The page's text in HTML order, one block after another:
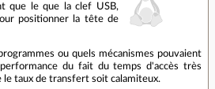
que le que la clef USB,
positionner la tête de
ou quels mécanismes pouvaient
du fait du temps d'accès très
le taux de transfert soit calamiteux.